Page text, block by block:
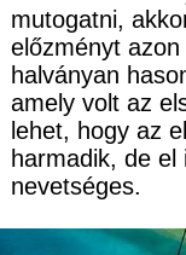
mutogatni,
előzményt
halványan
amely volt az
lehet, hogy az
harmadik, de
nevetséges.